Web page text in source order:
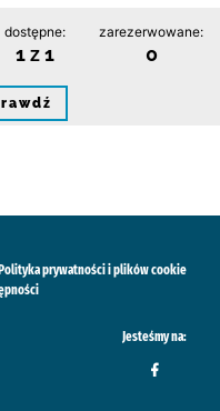
dostępne:
1 z 1
zarezerwowane:
0
Polityka prywatności i plików cookie
Jesteśmy na: